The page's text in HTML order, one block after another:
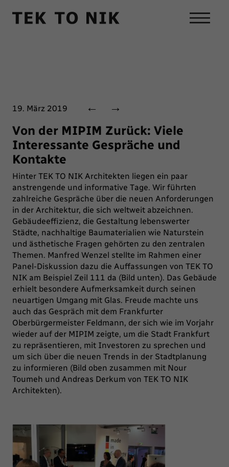
19. März 2019 ←
→
Von der MIPIM Zurück: Viele
Interessante Gespräche und
Kontakte
Hinter TEK TO NIK Architekten liegen ein paar
anstrengende und informative Tage. Wir führten
zahlreiche Gespräche über die neuen Anforderungen
in der Architektur, die sich weltweit abzeichnen.
Gebäudeeffizienz, die Gestaltung lebenswerter
Städte, nachhaltige Baumaterialien wie Naturstein
und ästhetische Fragen gehörten zu den zentralen
Themen. Manfred Wenzel stellte im Rahmen einer
Panel-Diskussion dazu die Auffassungen von TEK TO
NIK am Beispiel Zeil 111 da (Bild unten). Das Gebäude
erhielt besondere Aufmerksamkeit durch seinen
neuartigen Umgang mit Glas. Freude machte uns
auch das Gespräch mit dem Frankfurter
Oberbürgermeister Feldmann, der sich wie im Vorjahr
wieder auf der MIPIM zeigte, um die Stadt Frankfurt
zu repräsentieren, mit Investoren zu sprechen und
um sich über die neuen Trends in der Stadtplanung
zu informieren (Bild oben zusammen mit Nour
Toumeh und Andreas Derkum von TEK TO NIK
Architekten).